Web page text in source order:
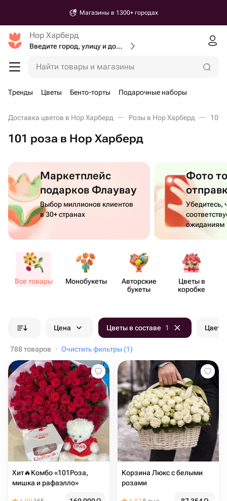
Магазины в 1300+ городах
Нор Харберд
Введите город, улицу и дом доставки
Найти товары и магазины
Тренды Цветы Бенто-торты Подарочные наборы
Доставка цветов в Нор Харберд Розы в Нор Харберд 101
101 роза в Нор Харберд
Маркетплейс
подарков Флаувау
Выбор миллионов клиентов
в 30+ странах
Фото
Убедитесь,
ожиданиям
Все товары Моно​букеты
Авторские
букеты
Цветы в
коробке
Цена Цветы в составе 1 Цвет
788 товаров · Очистить фильтры (1)
Хит🔥Комбо «101Роза,
мишка и рафаэлло»
Корзина Люкс с белыми
розами